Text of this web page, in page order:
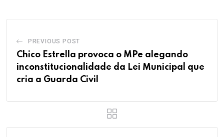
PREVIOUS POST
Chico Estrella provoca o MPe alegando
inconstitucionalidade da Lei Municipal que
cria a Guarda Civil